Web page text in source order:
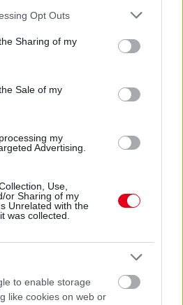
app uses one or more Google
usage behaviour. You may click to
and its third-party tags to
purposes in below Google
Opt Outs
Sharing of my
Sale of my
my
Advertising.
Use,
or Sharing of my
Unrelated with the
was collected.
to enable storage
like cookies on web or
az álom” – Camara az F1-es
1 napja